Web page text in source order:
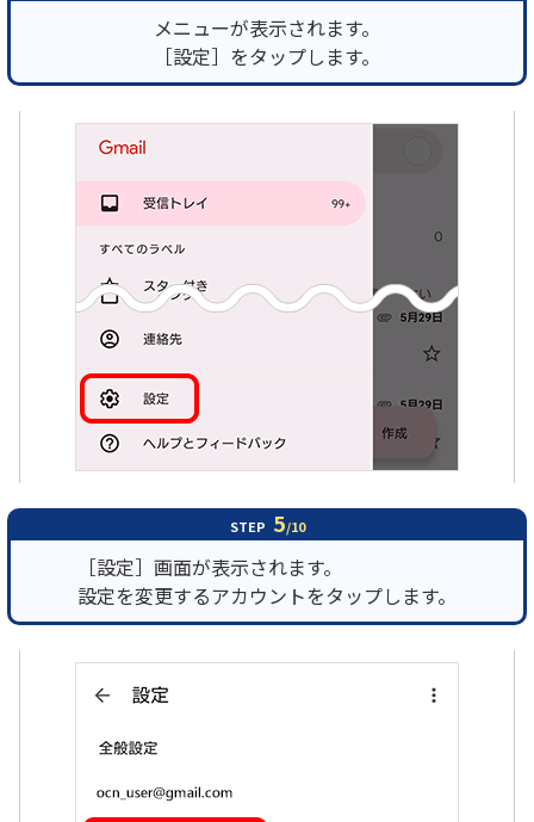
メニューが表示されます。
［設定］をタップします。
STEP 5/10
［設定］画面が表示されます。
設定を変更するアカウントをタップします。